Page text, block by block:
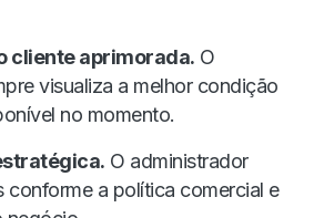
cliente aprimorada. O
visualiza a melhor condição
no momento.
O administrador
conforme a política comercial e